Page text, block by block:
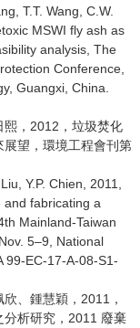
T.T. Wang, C.W.
MSWI fly ash as
analysis, The
Conference,
Guangxi, China.
熙，2012，垃圾焚化
望，環境工程會刊第
Y.P. Chien, 2011,
and fabricating a
Mainland-Taiwan
5–9, National
99-EC-17-A-08-S1-
、鍾慧穎，2011，
分析研究，2011 廢棄